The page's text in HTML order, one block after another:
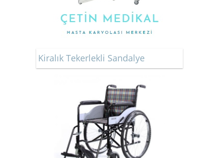
Kiralık Tekerlekli Sandalye